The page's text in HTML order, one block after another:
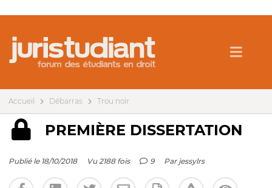
Accueil Débarras Trou noir
PREMIÈRE DISSERTATION
Publié le 18/10/2018 Vu 2188 fois 9 Par jessylrs